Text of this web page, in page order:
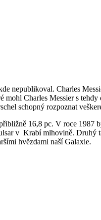
nepublikoval. Charles
Charles Messier s
schopný rozpoznat
16,8 pc. V roce
v Krabí mlhovině.
hvězdami naší Galaxie.